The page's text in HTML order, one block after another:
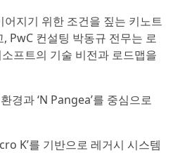
지기 위한 조건을 짚는 키노트
PwC 컨설팅 박동규 전무는 로
프트의 기술 비전과 로드맵을
경과 ‘N Pangea’를 중심으로
K’를 기반으로 레거시 시스템